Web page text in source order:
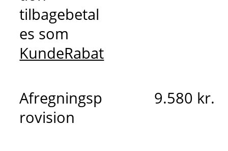
tilbagebetal
es som
KundeRabat
Afregningsp
rovision
9.580 kr.